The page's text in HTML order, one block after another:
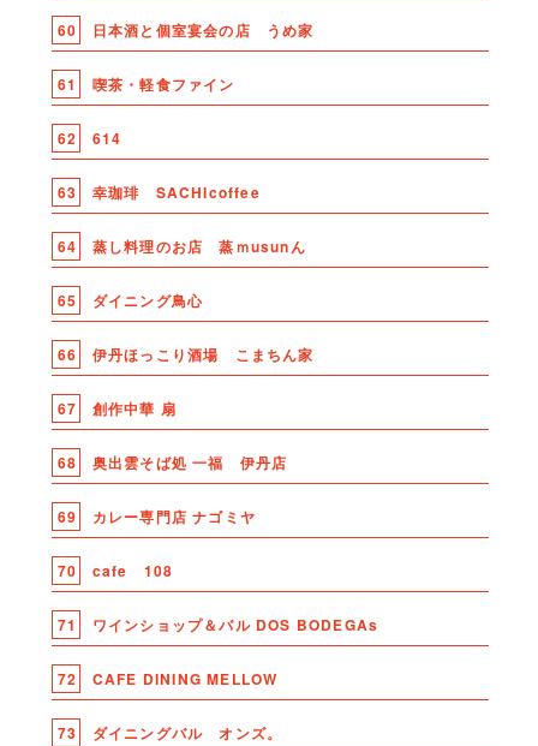
60 日本酒と個室宴会の店 うめ家
61 喫茶・軽食ファイン
62 614
63 幸珈琲 SACHIcoffee
64 蒸し料理のお店 蒸ｍusunん
65 ダイニング鳥心
66 伊丹ほっこり酒場 こまちん家
67 創作中華 扇
68 奥出雲そば処 一福 伊丹店
69 カレー専門店 ナゴミヤ
70 cafe 108
71 ワインショップ＆バル DOS BODEGAs
72 CAFE DINING MELLOW
73 ダイニングバル オンズ。